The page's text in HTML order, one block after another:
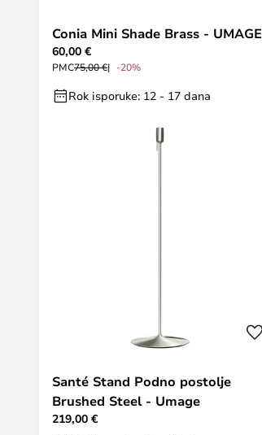
Conia Mini Shade Brass - UMAGE
60,00 €
PMC75,00 € -20%
Rok isporuke: 12 - 17 dana
Santé Stand Podno postolje
Brushed Steel - Umage
219,00 €